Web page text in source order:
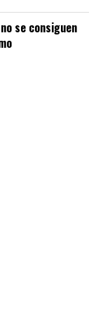
se consiguen